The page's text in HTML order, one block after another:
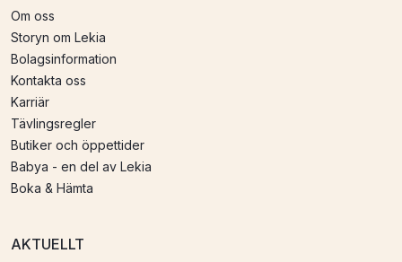
Om oss
Storyn om Lekia
Bolagsinformation
Kontakta oss
Karriär
Tävlingsregler
Butiker och öppettider
Babya - en del av Lekia
Boka & Hämta
AKTUELLT